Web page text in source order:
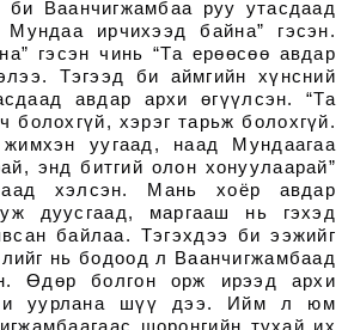
би Ваанчигжамбаа руу утасдаад
ирчихээд байна” гэсэн.
гэсэн чинь “Та ерөөсөө авдар
Тэгээд би аймгийн хүнсний
авдар архи өгүүлсэн. “Та
болохгүй, хэрэг тарьж болохгүй.
уугаад, наад Мундаагаа
энд битгий олон хонуулаарай”
хэлсэн. Мань хоёр авдар
дуусгаад, маргааш нь гэхэд
байлаа. Тэгэхдээ би ээжийг
нь бодоод л Ваанчигжамбаад
Өдөр болгон орж ирээд архи
уурлана шүү дээ. Ийм л юм
шоронгийн тухай их